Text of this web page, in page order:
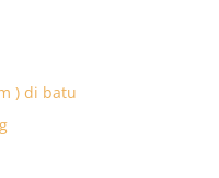
) di batu